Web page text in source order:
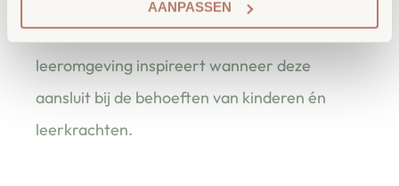
AANPASSEN
onderwijsmeubilair. Wij geloven dat een
leeromgeving inspireert wanneer deze
aansluit bij de behoeften van kinderen én
leerkrachten.